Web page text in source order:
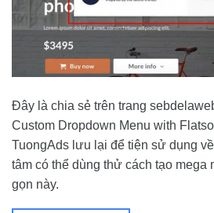
Đây là chia sẻ trên trang
Custom Dropdown Menu with
TuongAds lưu lại để tiện sử dụng
tâm có thể dùng thử cách tạo mega
gọn này.